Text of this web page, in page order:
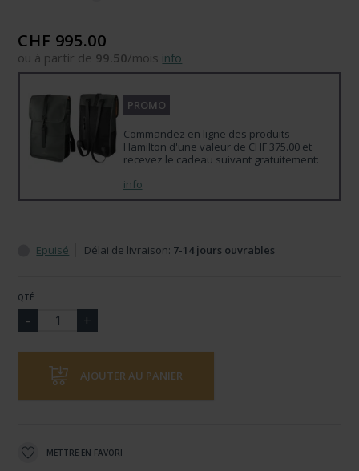
CHF 995.00
ou à partir de 99.50/mois info
PROMO
Commandez en ligne des produits
Hamilton d'une valeur de CHF 375.00 et
recevez le cadeau suivant gratuitement:
info
Epuisé Délai de livraison: 7-14 jours ouvrables
QTÉ
AJOUTER AU PANIER
METTRE EN FAVORI